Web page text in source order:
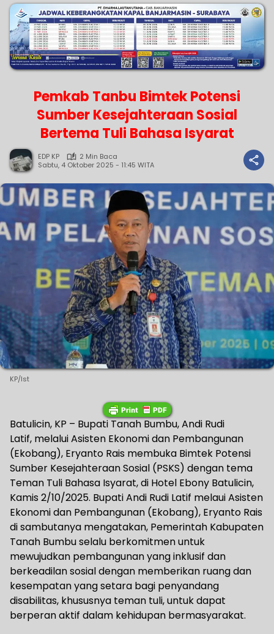
Pemkab Tanbu Bimtek Potensi
Sumber Kesejahteraan Sosial
Bertema Tuli Bahasa Isyarat
EDP KP
2 Min Baca
Sabtu, 4 Oktober 2025 - 11:45 WITA
KP/Ist
Batulicin, KP – Bupati Tanah Bumbu, Andi Rudi
Latif, melalui Asisten Ekonomi dan Pembangunan
(Ekobang), Eryanto Rais membuka Bimtek Potensi
Sumber Kesejahteraan Sosial (PSKS) dengan tema
Teman Tuli Bahasa Isyarat, di Hotel Ebony Batulicin,
Kamis 2/10/2025. Bupati Andi Rudi Latif melaui Asisten
Ekonomi dan Pembangunan (Ekobang), Eryanto Rais
di sambutanya mengatakan, Pemerintah Kabupaten
Tanah Bumbu selalu berkomitmen untuk
mewujudkan pembangunan yang inklusif dan
berkeadilan sosial dengan memberikan ruang dan
kesempatan yang setara bagi penyandang
disabilitas, khususnya teman tuli, untuk dapat
berperan aktif dalam kehidupan bermasyarakat.